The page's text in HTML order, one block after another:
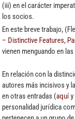
(iii) en el carácter
los socios.
En este breve trabajo,
– Distinctive Features,
vienen menguando en
En relación con la
autores más incisivos y
en otras entradas (aquíy
personalidad jurídica